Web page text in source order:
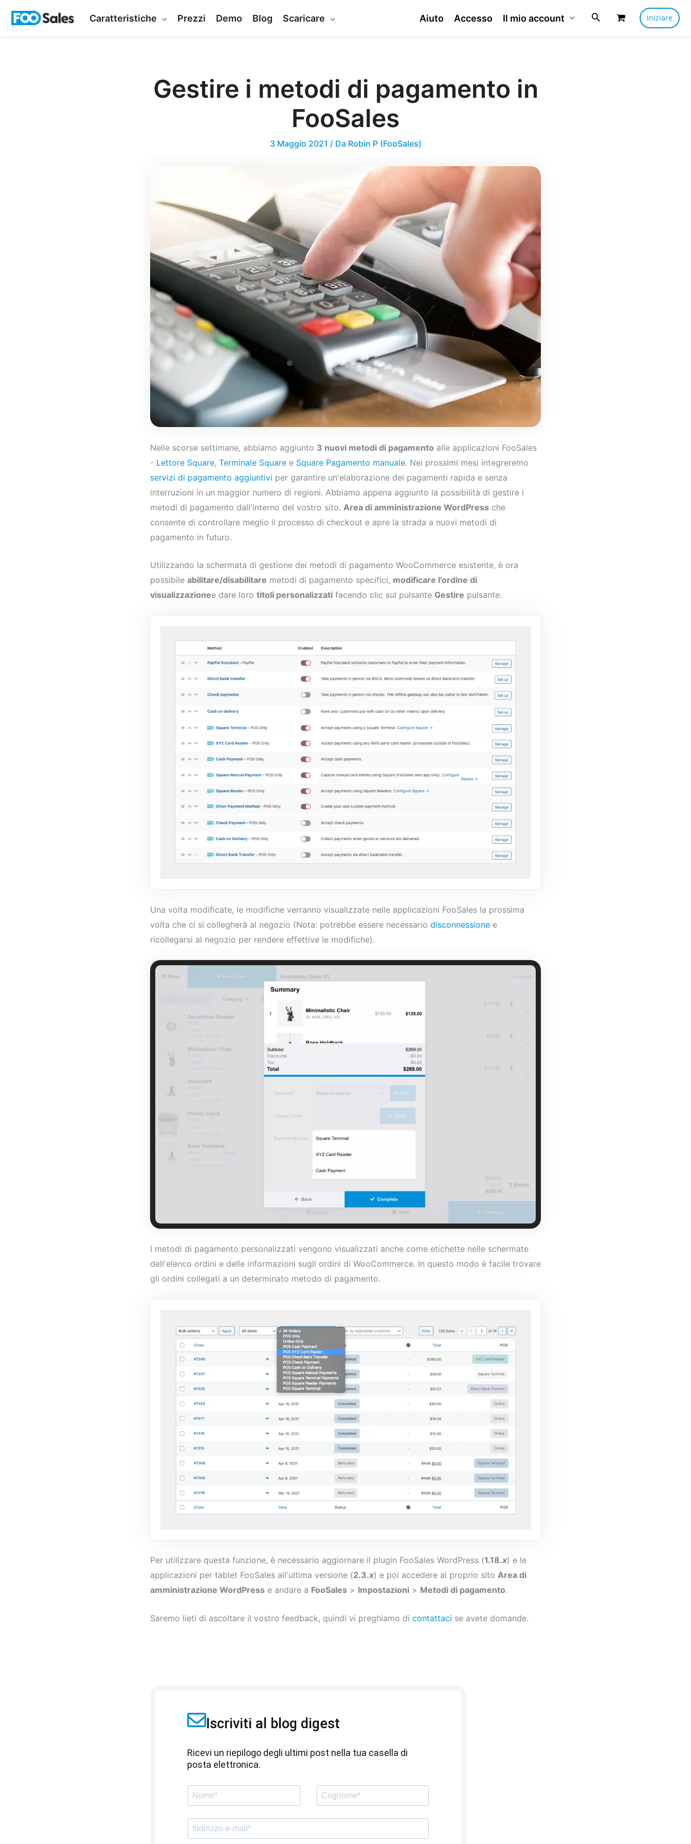
Caratteristiche Prezzi Demo Blog Scaricare Aiuto Accesso Il mio account Iniziare
Gestire i metodi di pagamento in
FooSales
3 Maggio 2021 / Da Robin P (FooSales)
Nelle scorse settimane, abbiamo aggiunto 3 nuovi metodi di pagamento alle applicazioni FooSales
- Lettore Square, Terminale Square e Square Pagamento manuale. Nei prossimi mesi integreremo
servizi di pagamento aggiuntivi per garantire un'elaborazione dei pagamenti rapida e senza
interruzioni in un maggior numero di regioni. Abbiamo appena aggiunto la possibilità di gestire i
metodi di pagamento dall'interno del vostro sito. Area di amministrazione WordPress che
consente di controllare meglio il processo di checkout e apre la strada a nuovi metodi di
pagamento in futuro.
Utilizzando la schermata di gestione dei metodi di pagamento WooCommerce esistente, è ora
possibile abilitare/disabilitare metodi di pagamento specifici, modificare l'ordine di
visualizzazionee dare loro titoli personalizzati facendo clic sul pulsante Gestire pulsante.
Una volta modificate, le modifiche verranno visualizzate nelle applicazioni FooSales la prossima
volta che ci si collegherà al negozio (Nota: potrebbe essere necessario disconnessione e
ricollegarsi al negozio per rendere effettive le modifiche).
I metodi di pagamento personalizzati vengono visualizzati anche come etichette nelle schermate
dell'elenco ordini e delle informazioni sugli ordini di WooCommerce. In questo modo è facile trovare
gli ordini collegati a un determinato metodo di pagamento.
Per utilizzare questa funzione, è necessario aggiornare il plugin FooSales WordPress (1.18.x) e le
applicazioni per tablet FooSales all'ultima versione (2.3.x) e poi accedere al proprio sito Area di
amministrazione WordPress e andare a FooSales > Impostazioni > Metodi di pagamento.
Saremo lieti di ascoltare il vostro feedback, quindi vi preghiamo di contattaci se avete domande.
Iscriviti al blog digest
Ricevi un riepilogo degli ultimi post nella tua casella di
posta elettronica.